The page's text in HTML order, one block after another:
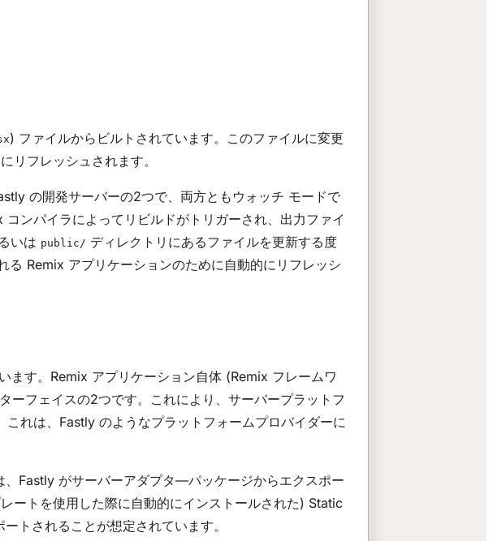
) ファイルからビルトされています。このファイルに変更
リフレッシュされます。
の開発サーバーの2つで、両方ともウォッチ モードで
ンパイラによってリビルドがトリガーされ、出力ファイ
いは public/ ディレクトリにあるファイルを更新する度
Remix アプリケーションのために自動的にリフレッシ
ます。Remix アプリケーション自体 (Remix フレームワ
ーフェイスの2つです。これにより、サーバープラットフ
れは、Fastly のようなプラットフォームプロバイダーに
Fastly がサーバーアダプタ―パッケージからエクスポー
ートを使用した際に自動的にインストールされた) Static
ートされることが想定されています。